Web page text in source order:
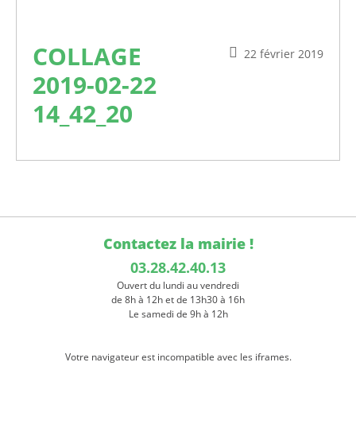
22 février 2019
COLLAGE
2019-02-22
14_42_20
Contactez la mairie !
03.28.42.40.13
Ouvert du lundi au vendredi
de 8h à 12h et de 13h30 à 16h
Le samedi de 9h à 12h
Votre navigateur est incompatible avec les iframes.